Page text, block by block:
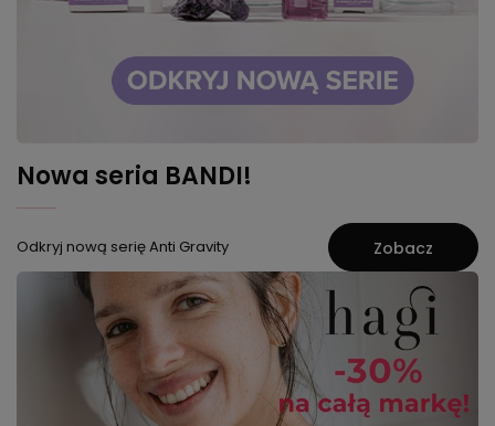
Nowa seria BANDI!
Odkryj nową serię Anti Gravity Zobacz